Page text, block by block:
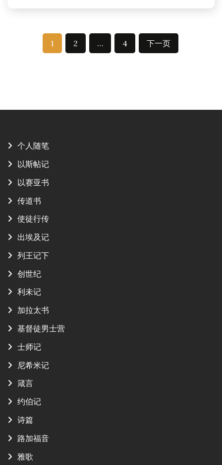
1 2 … 4 下一页
个人随笔
以斯帖记
以赛亚书
传道书
使徒行传
出埃及记
列王记下
创世纪
利未记
加拉太书
基督徒男士营
士师记
尼希米记
箴言
约伯记
诗篇
路加福音
雅歌